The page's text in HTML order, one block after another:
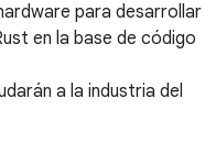
para desarrollar
en la base de código
a la industria del